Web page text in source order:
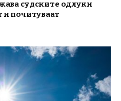
судските одлуки
и почитуваат